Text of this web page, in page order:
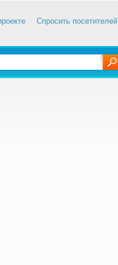
Спросить посетителей